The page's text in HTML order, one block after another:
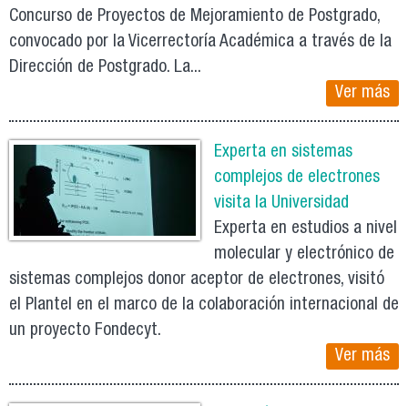
Concurso de Proyectos de Mejoramiento de Postgrado,
convocado por la Vicerrectoría Académica a través de la
Dirección de Postgrado. La...
Ver más
Experta en sistemas
complejos de electrones
visita la Universidad
Experta en estudios a nivel
molecular y electrónico de
sistemas complejos donor aceptor de electrones, visitó
el Plantel en el marco de la colaboración internacional de
un proyecto Fondecyt.
Ver más